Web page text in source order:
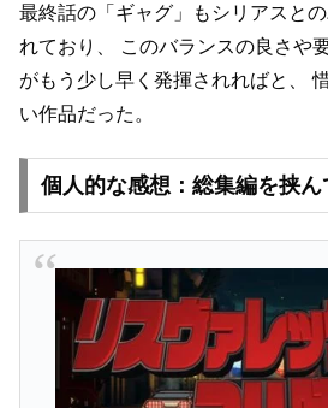
最終話の「ギャグ」もシリアスと
れており、
このバランスの良さや
がもう少し早く発揮されればと、
い作品だった。
個人的な感想：総集編を挟ん